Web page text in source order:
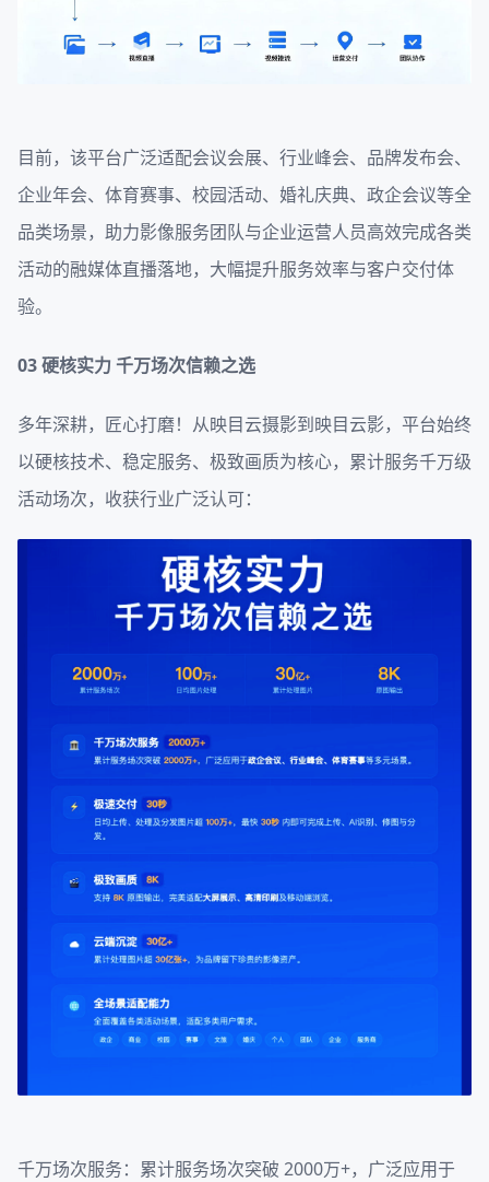
目前，该平台广泛适配会议会展、行业峰会、品牌发布会、
企业年会、体育赛事、校园活动、婚礼庆典、政企会议等全
品类场景，助力影像服务团队与企业运营人员高效完成各类
活动的融媒体直播落地，大幅提升服务效率与客户交付体
验。
03硬核实力 千万场次信赖之选
多年深耕，匠心打磨！从映目云摄影到映目云影，平台始终
以硬核技术、稳定服务、极致画质为核心，累计服务千万级
活动场次，收获行业广泛认可：
千万场次服务：累计服务场次突破 2000万+，广泛应用于